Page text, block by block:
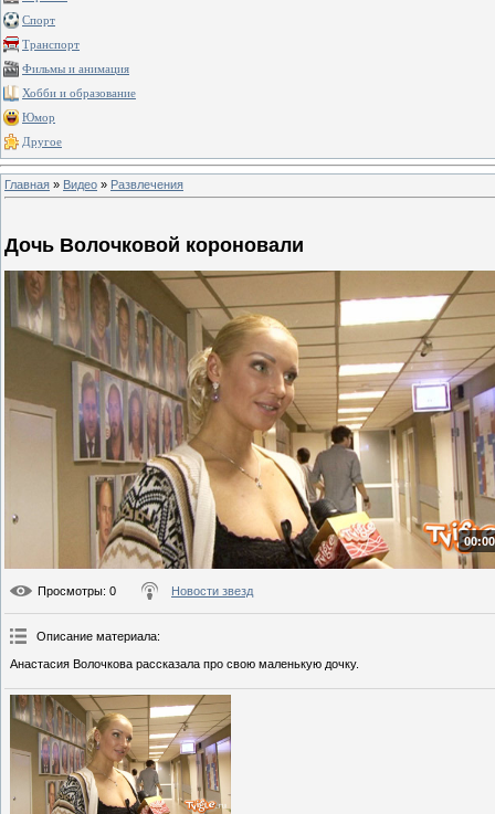
Спорт
Транспорт
Фильмы и анимация
Хобби и образование
Юмор
Другое
Главная » Видео » Развлечения
Дочь Волочковой короновали
Просмотры: 0 Новости звезд
Описание материала:
Анастасия Волочкова рассказала про свою маленькую дочку.